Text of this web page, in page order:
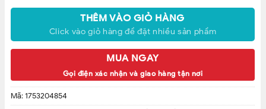
thuật đặc biệt.
CAM KẾT BÁN HÀNG CHÍNH HÃNG
THÊM VÀO GIỎ HÀNG
Click vào giỏ hàng để đặt nhiều sản phẩm
MUA NGAY
Gọi điện xác nhận và giao hàng tận nơi
Mã:1753204854